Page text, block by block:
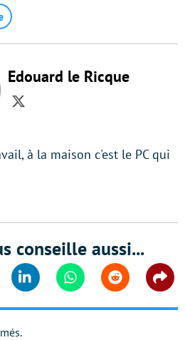
Edouard le Ricque
Twitter
à la maison c'est le PC qui
conseille aussi...
Linkedin WhatsappReddit